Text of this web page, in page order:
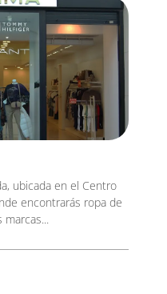
ubicada en el Centro
encontrarás ropa de